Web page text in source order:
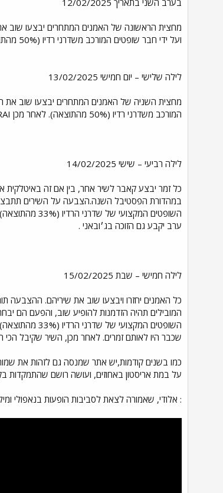
בערב השני בתאריך 12/02/2025
מחצית הראשונה של האמנים המתחרים יבצעו שוב את השירים שלהם. הפעם, 50%
ועל ידי חבר שופטים המורכב משדרני רדיו (50% מהתוצאה). לאחר מכן RAI תמשיך להכריז על 5 השירים המובילים שקיבלו את מירב ההצבעות באותו לילה, בסדר אקראי.
לילה שלישי – יום חמישי 13/02/2025
המורכב משדרני רדיו (50% מהתוצאה). לאחר מכן RAI תמשיך להכריז על 5 השירים המובילים שקיבלו את מירב ההצבעות באותו לילה, בסדר אקראי.
לילה רביעי – שישי 14/02/2025
כל זמר יבצע קאבר לשיר אחר, בין אם זה
השופטים
ערב יקבע גם הזוכה בג׳ובאני .
לילה חמישי – שבת 15/02/2025
כל האמנים יחזרו ויבצעו שוב את שיריהם. ההצבעה
השופטים
שכבר היו לאותם זמרים. לאחר מכן, השיר שקיבל הכי הרבה
כמו בשנים קודמות,יש אתר שמנסה גם לזהות את
על במת אריסטון באחוזים, ועושה רושם שהתמקדות
: אלודי, שאמורה לצאת לסביבות הופעות בנאפולי